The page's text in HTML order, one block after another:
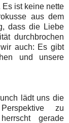
ist keine nette
aus dem
dass die Liebe
durchbrochen
auch: Es gibt
und unsere
lädt uns die
zu
gerade